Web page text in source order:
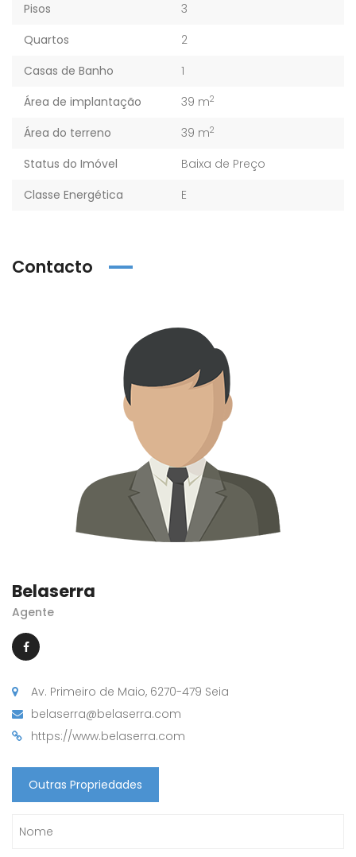
Pisos
3
Quartos
2
Casas de Banho
1
Área de implantação
39 m2
Área do terreno 39 m2
Status do Imóvel
Baixa de Preço
Classe Energética
E
Contacto
Belaserra
Agente
Av. Primeiro de Maio, 6270-479 Seia
belaserra@belaserra.com
https://www.belaserra.com
Outras Propriedades